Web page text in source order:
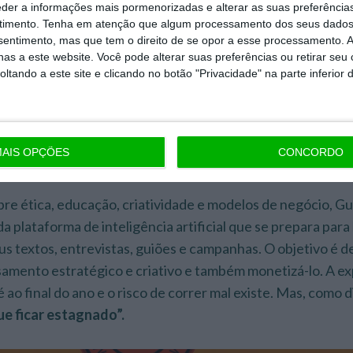
a informações mais pormenorizadas e alterar as suas
Tenha em atenção que algum processamento dos seus
mas que tem o direito de se opor a esse processamento.
a este website. Você pode alterar suas preferências ou retirar seu
a este site e clicando no botão "Privacidade" na parte inferior
OPÇÕES CONCORDO
e criativo brasileiro, a IA não representa o “ocaso do
num momento de empoderamento humano”, defende.
à inteligência artificial”, resume, apontando oprompt
criatividade.
ética, educação, criatividade e modelos de negócio,
plataforma de inteligência artificial que se prepara para
textos, entrevistas, guiões e campanhas. O objetivo é
estratégico e criativo e também monetizá-lo. A
final do ano e o risco de correr mal existe. Mas, como
ficar estagnado”.